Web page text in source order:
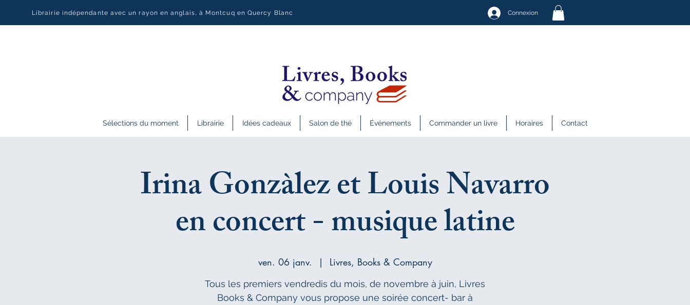
Librairie indépendante avec un rayon en anglais, à Montcuq en Quercy Blanc Connexion
Sélections du moment Librairie Idées cadeaux Salon de thé Événements Commander un livre Horaires Contact
Irina Gonzàlez et Louis Navarro
en concert - musique latine
ven. 06 janv.
  |
Livres, Books & Company
Tous les premiers vendredis du mois, de novembre à juin, Livres
Books & Company vous propose une soirée concert- bar à